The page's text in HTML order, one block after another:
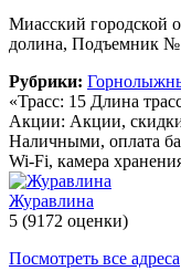
Миасский городской
долина, Подъемник №
Рубрики:
«Трасс: 15 Длина
Акции: Акции,
Наличными, оплата
Wi-Fi, камера
Журавлина
5 (9172 оценки)
Посмотреть все адреса